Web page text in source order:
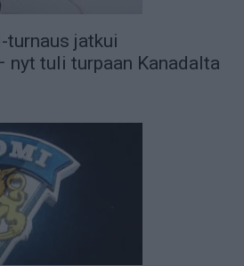
jatkui
tuli turpaan Kanadalta